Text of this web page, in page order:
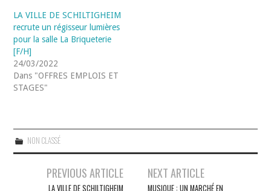
LA VILLE DE SCHILTIGHEIM
recrute un régisseur lumières
pour la salle La Briqueterie
[F/H]
24/03/2022
Dans "OFFRES EMPLOIS ET
STAGES"
NON CLASSÉ
NavigationPREVIOUS ARTICLE
LA VILLE DE SCHILTIGHEIM
NEXT ARTICLE
MUSIQUE : UN MARCHÉ EN